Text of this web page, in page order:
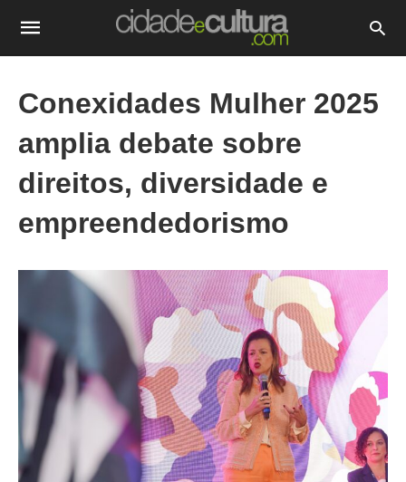
Conexidades Mulher 2025
amplia debate sobre
direitos, diversidade e
empreendedorismo